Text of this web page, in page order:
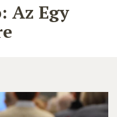
Az Egy